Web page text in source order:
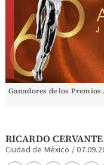
Ganadores de los
RICARDO
Ciudad de México /